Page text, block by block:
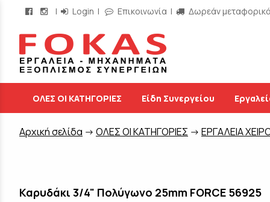
| Login | Επικοινωνία | Δωρεάν
/
ΟΛΕΣ ΟΙ ΚΑΤΗΓΟΡΙΕΣ Είδη Συνεργείου
Aρχική σελίδα -> ΟΛΕΣ ΟΙ ΚΑΤΗΓΟΡΙΕΣ -> ΕΡΓΑΛΕΙΑ
Καρυδάκι 3/4" Πολύγωνο 25mm FORCE 56925